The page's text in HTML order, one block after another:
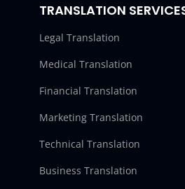
TRANSLATION
Legal Translation
Medical Translation
Financial Translation
Marketing Translation
Technical Translation
Business Translation